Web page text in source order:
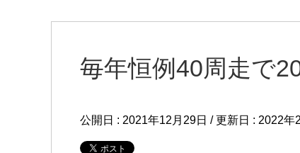
毎年恒例40周走で
公開日 : 2021年12月29日 / 更新日 : 2022年